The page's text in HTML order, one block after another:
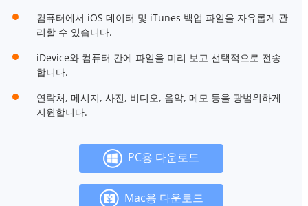
컴퓨터에서 iOS 데이터 및 iTunes 백업 파일을 자유롭게 관
리할 수 있습니다.
iDevice와 컴퓨터 간에 파일을 미리 보고 선택적으로 전송
합니다.
연락처, 메시지, 사진, 비디오, 음악, 메모 등을 광범위하게
지원합니다.
PC용 다운로드
Mac용 다운로드